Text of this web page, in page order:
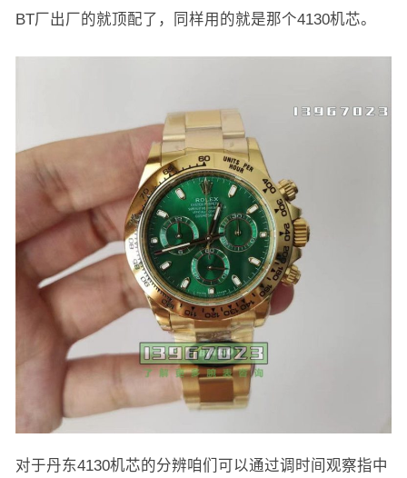
BT厂出厂的就顶配了，同样用的就是那个4130机芯。
对于丹东4130机芯的分辨咱们可以通过调时间观察指中